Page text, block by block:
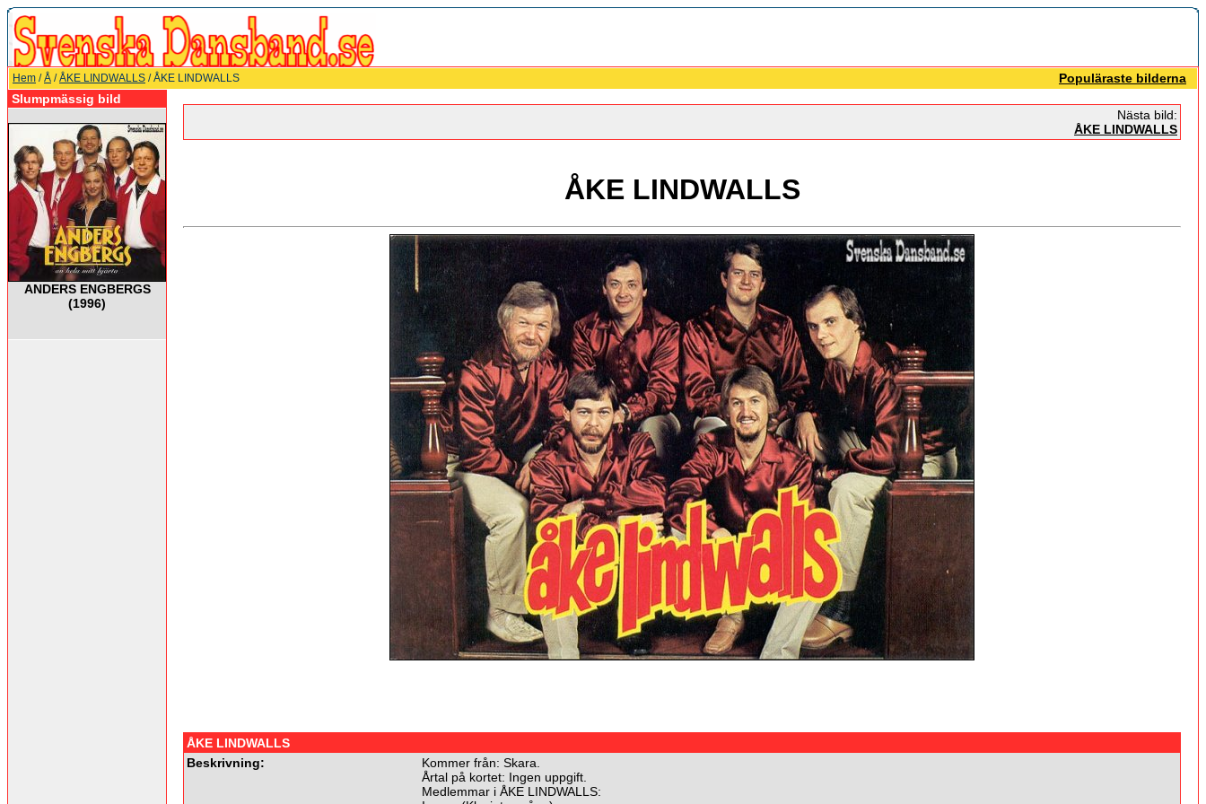
Hem /Å /ÅKE LINDWALLS / ÅKE LINDWALLS
Populäraste bilderna
Slumpmässig bild
ANDERS ENGBERGS
(1996)
Nästa bild:
ÅKE LINDWALLS
ÅKE LINDWALLS
ÅKE LINDWALLS
Beskrivning:
Kommer från: Skara.
Årtal på kortet: Ingen uppgift.
Medlemmar i ÅKE LINDWALLS: